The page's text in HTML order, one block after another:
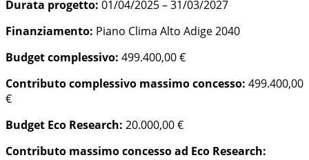
Durata progetto: 01/04/2025 – 31/03/2027
Finanziamento: Piano Clima Alto Adige 2040
Budget complessivo: 499.400,00 €
Contributo complessivo massimo concesso: 499.400,00
€
Budget Eco Research: 20.000,00 €
Contributo massimo concesso ad Eco Research: